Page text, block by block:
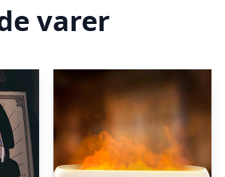
varer